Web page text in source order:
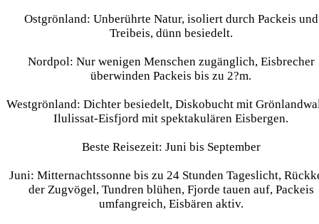
Ostgrönland: Unberührte Natur, isoliert durch Packeis und
Treibeis, dünn besiedelt.
Nordpol: Nur wenigen Menschen zugänglich, Eisbrecher
überwinden Packeis bis zu 2?m.
Westgrönland: Dichter besiedelt, Diskobucht mit
Ilulissat-Eisfjord mit spektakulären Eisbergen.
Beste Reisezeit: Juni bis September
Juni: Mitternachtssonne bis zu 24 Stunden Tageslicht,
der Zugvögel, Tundren blühen, Fjorde tauen auf, Packeis
umfangreich, Eisbären aktiv.